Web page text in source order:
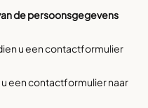
de persoonsgegevens
u een contactformulier
een contactformulier naar